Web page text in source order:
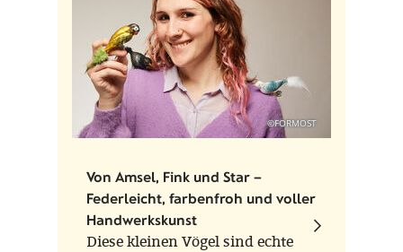
©FORMOST
Von Amsel, Fink und Star –
Federleicht, farbenfroh und voller
Handwerkskunst
Diese kleinen Vögel sind echte